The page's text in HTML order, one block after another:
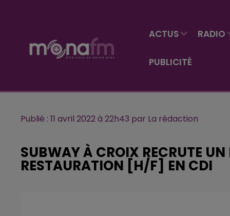
ACTUS RADIO
PUBLICITÉ
Publié : 11 avril 2022 à 22h43 par La rédaction
SUBWAY À CROIX RECRUTE UN
RESTAURATION [H/F] EN CDI